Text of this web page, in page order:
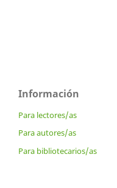
Información
Para lectores/as
Para autores/as
Para bibliotecarios/as